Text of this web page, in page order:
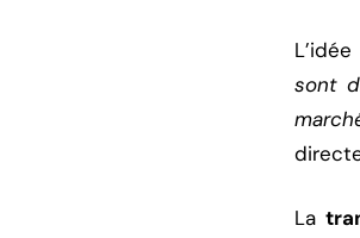
sont
La